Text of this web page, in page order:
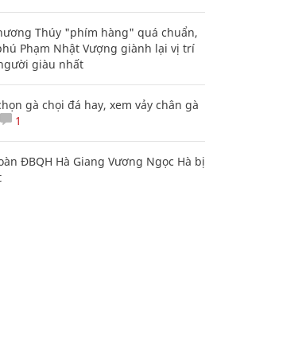
Thúy "phím hàng" quá chuẩn,
Phạm Nhật Vượng giành lại vị trí
giàu nhất
gà chọi đá hay, xem vảy chân gà
1
ĐBQH Hà Giang Vương Ngọc Hà bị